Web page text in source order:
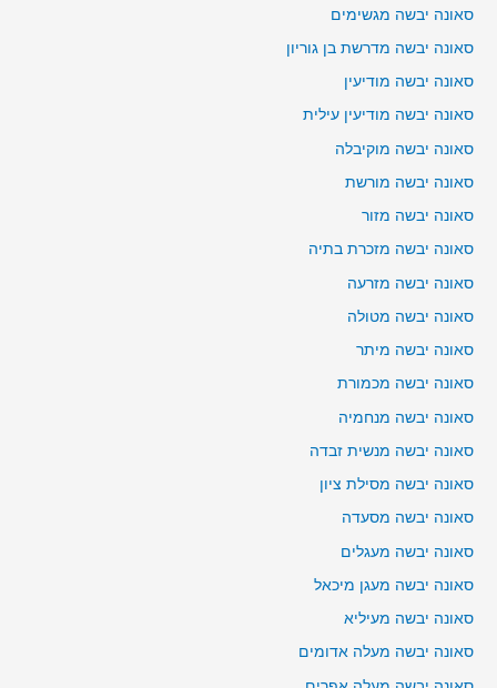
סאונה יבשה מגשימים
סאונה יבשה מדרשת בן גוריון
סאונה יבשה מודיעין
סאונה יבשה מודיעין עילית
סאונה יבשה מוקיבלה
סאונה יבשה מורשת
סאונה יבשה מזור
סאונה יבשה מזכרת בתיה
סאונה יבשה מזרעה
סאונה יבשה מטולה
סאונה יבשה מיתר
סאונה יבשה מכמורת
סאונה יבשה מנחמיה
סאונה יבשה מנשית זבדה
סאונה יבשה מסילת ציון
סאונה יבשה מסעדה
סאונה יבשה מעגלים
סאונה יבשה מעגן מיכאל
סאונה יבשה מעיליא
סאונה יבשה מעלה אדומים